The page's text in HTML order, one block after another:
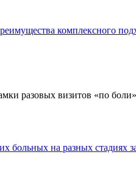
комплексного
разовых визитов «по
больных на разных стадиях